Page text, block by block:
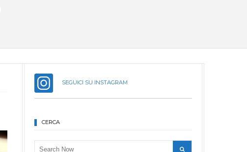
SEGUICI SU INSTAGRAM
CERCA